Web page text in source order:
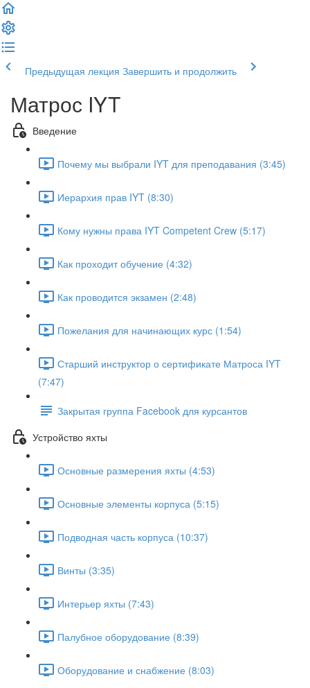
Предыдущая лекция Завершить и продолжить
Матрос IYT
Введение
Почему мы выбрали IYT для преподавания (3:45)
Иерархия прав IYT (8:30)
Кому нужны права IYT Competent Crew (5:17)
Как проходит обучение (4:32)
Как проводится экзамен (2:48)
Пожелания для начинающих курс (1:54)
Старший инструктор о сертификате Матроса IYT
(7:47)
Закрытая группа Facebook для курсантов
Устройство яхты
Основные размерения яхты (4:53)
Основные элементы корпуса (5:15)
Подводная часть корпуса (10:37)
Винты (3:35)
Интерьер яхты (7:43)
Палубное оборудование (8:39)
Оборудование и снабжение (8:03)